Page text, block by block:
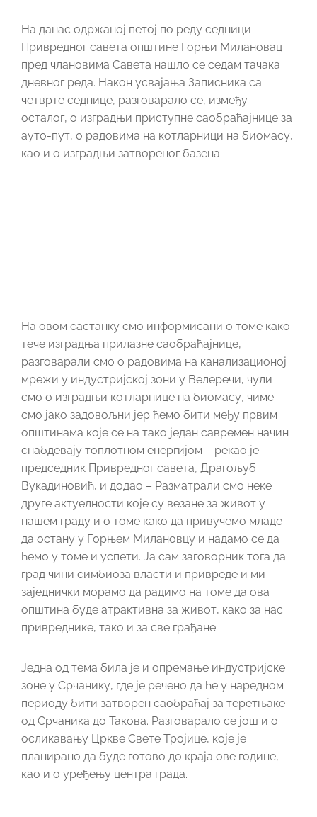
На данас одржаној петој по реду седници
Привредног савета општине Горњи Милановац
пред члановима Савета нашло се седам тачака
дневног реда. Након усвајања Записника са
четврте седнице, разговарало се, између
осталог, о изградњи приступне саобраћајнице за
ауто-пут, о радовима на котларници на биомасу,
као и о изградњи затвореног базена.
На овом састанку смо информисани о томе како
тече изградња прилазне саобраћајнице,
разговарали смо о радовима на канализационој
мрежи у индустријској зони у Велеречи, чули
смо о изградњи котларнице на биомасу, чиме
смо јако задовољни јер ћемо бити међу првим
општинама које се на тако један савремен начин
снабдевају топлотном енергијом – рекао је
председник Привредног савета, Драгољуб
Вукадиновић, и додао – Разматрали смо неке
друге актуелности које су везане за живот у
нашем граду и о томе како да привучемо младе
да остану у Горњем Милановцу и надамо се да
ћемо у томе и успети. Ја сам заговорник тога да
град чини симбиоза власти и привреде и ми
заједнички морамо да радимо на томе да ова
општина буде атрактивна за живот, како за нас
привреднике, тако и за све грађане.
Једна од тема била је и опремање индустријске
зоне у Срчанику, где је речено да ће у наредном
периоду бити затворен саобраћај за теретњаке
од Срчаника до Такова. Разговарало се још и о
осликавању Цркве Свете Тројице, које је
планирано да буде готово до краја ове године,
као и о уређењу центра града.